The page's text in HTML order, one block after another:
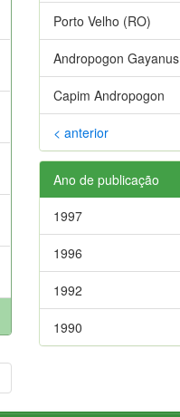
Porto Velho (RO)
Andropogon Gayanus
Capim Andropogon
< anterior
Ano de publicação
1997
1996
1992
1990